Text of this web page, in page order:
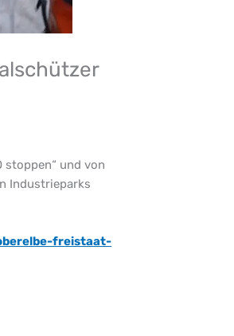
stoppen“ und von
Industrieparks
freistaat-